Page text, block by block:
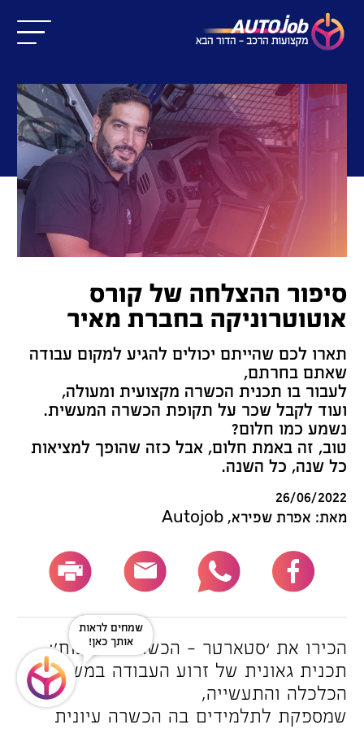
סיפור ההצלחה של קורס
אוטוטרוניקה בחברת מאיר
תארו לכם שהייתם יכולים להגיע למקום עבודה
שאתם בחרתם,
לעבור בו תכנית הכשרה מקצועית ומעולה,
ועוד לקבל שכר על תקופת הכשרה המעשית.
נשמע כמו חלום?
טוב, זה באמת חלום, אבל כזה שהופך למציאות
כל שנה, כל השנה.
26/06/2022
מאת: אפרת שפירא, Autojob
הכירו את ‘סטארטר – הכשרה בחניכות’:
תכנית גאונית של זרוע העבודה במשרד
הכלכלה והתעשייה,
שמספקת לתלמידים בה הכשרה עיונית
שמחים לראות
אותך כאן!